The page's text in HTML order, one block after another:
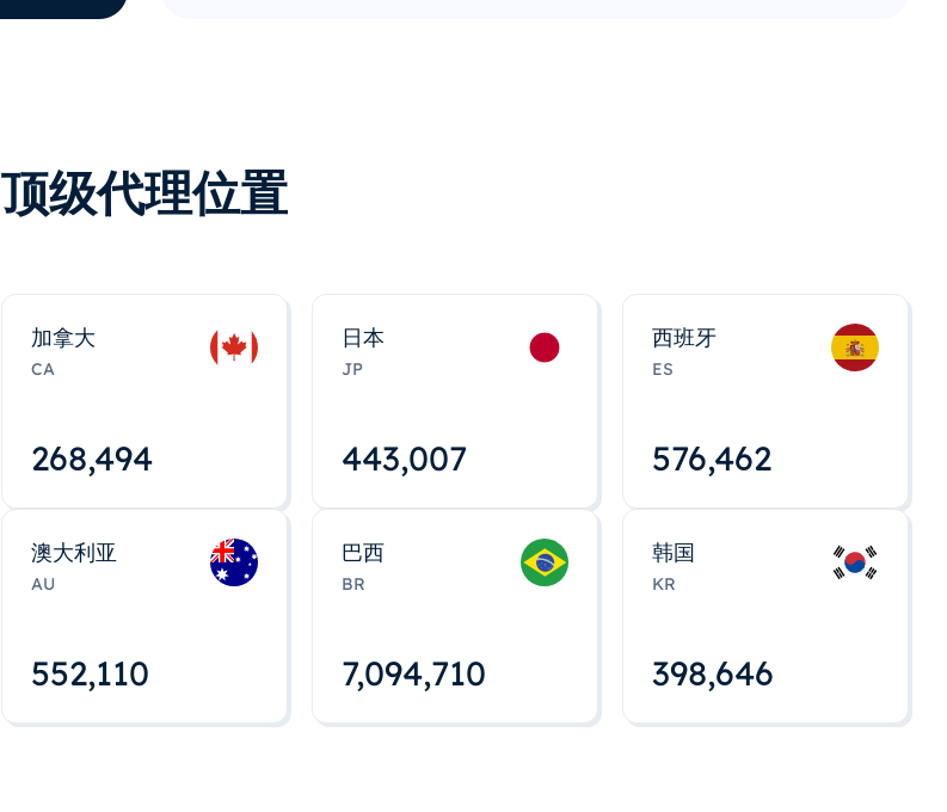
顶级代理位置
加拿大
CA
268,495
日本
JP
443,008
西班牙
ES
576,463
澳大利亚
AU
552,112
巴西
BR
7,094,712
韩国
KR
398,648